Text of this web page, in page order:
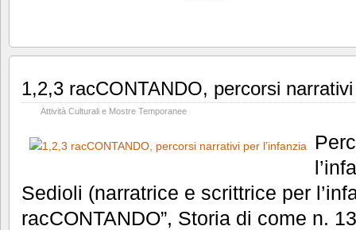
1,2,3 racCONTANDO, percorsi narrativi
Attività Culturali e Mostre Temporanee
Sedioli (narratrice e scrittrice per
racCONTANDO”, Storia di come n.